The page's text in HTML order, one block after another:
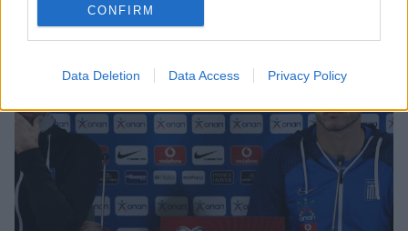
CONFIRM
Data Deletion Data Access Privacy Policy